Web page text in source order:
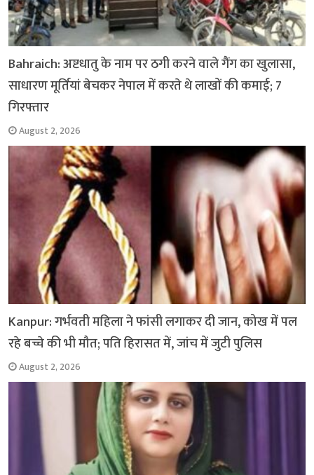
Bahraich: अष्टधातु के नाम पर ठगी करने वाले गैंग का खुलासा,
साधारण मूर्तियां बेचकर नेपाल में करते थे लाखों की कमाई; 7
गिरफ्तार
August 2, 2026
Kanpur: गर्भवती महिला ने फांसी लगाकर दी जान, कोख में पल
रहे बच्चे की भी मौत; पति हिरासत में, जांच में जुटी पुलिस
August 2, 2026